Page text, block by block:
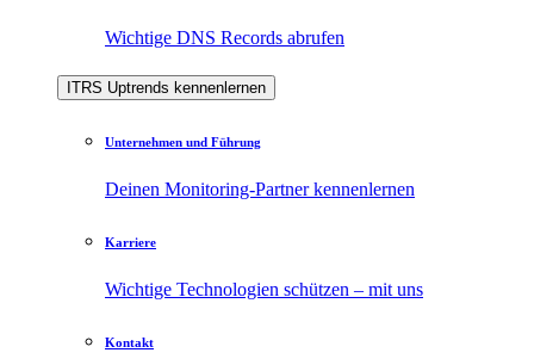
Wichtige DNS Records abrufen
ITRS Uptrends kennenlernen
Unternehmen und Führung
Deinen Monitoring-Partner kennenlernen
Karriere
Wichtige Technologien schützen – mit uns
Kontakt